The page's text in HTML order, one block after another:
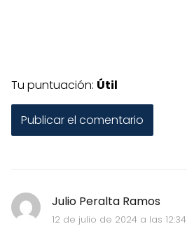
Julio Peralta Ramos
12 de julio de 2024 a las 12:34
Tu puntuación: Útil